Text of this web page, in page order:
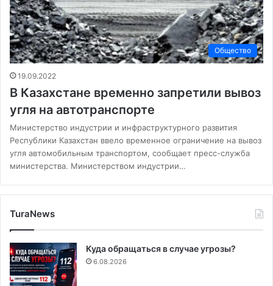
Общество
19.09.2022
В Казахстане временно запретили вывоз
угля на автотранспорте
Министерство индустрии и инфраструктурного развития
Республики Казахстан ввело временное ограничение на вывоз
угля автомобильным транспортом, сообщает пресс-служба
министерства. Министерством индустрии…
TuraNews
Куда обращаться в случае угрозы?
6.08.2026